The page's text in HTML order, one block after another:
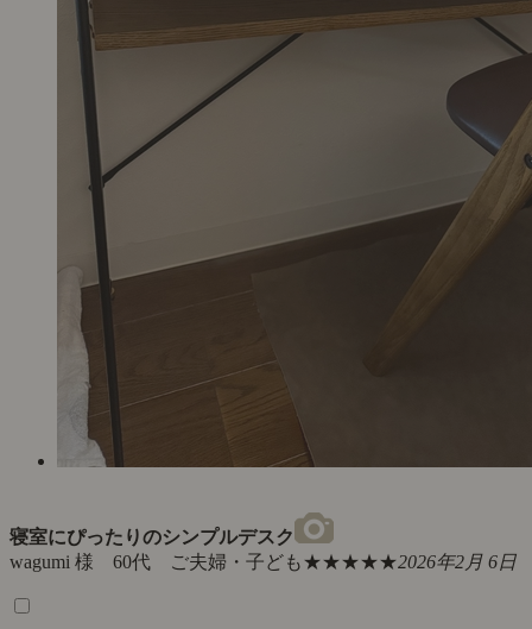
寝室にぴったりのシンプルデスク
wagumi 様 60代 ご夫婦・子ども★★★★★2026年2月 6日